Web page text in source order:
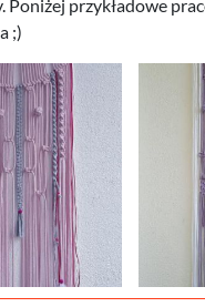
przykładowe
;)